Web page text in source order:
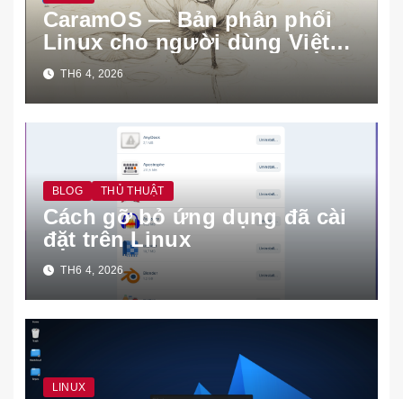
CaramOS — Bản phân phối
Linux cho người dùng Việt
Nam
TH6 4, 2026
BLOG THỦ THUẬT
Cách gỡ bỏ ứng dụng đã cài
đặt trên Linux
TH6 4, 2026
LINUX